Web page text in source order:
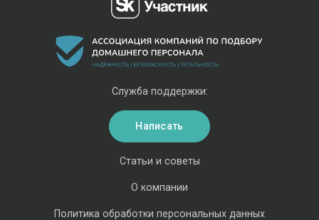
Статьи и советы
О компании
Политика обработки персональных данных
Служба поддержки:
Написать